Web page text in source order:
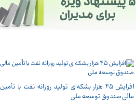
افزایش ۴۵ هزار بشکه‌ای تولید روزانه نفت با تأمین
مالی صندوق توسعه ملی